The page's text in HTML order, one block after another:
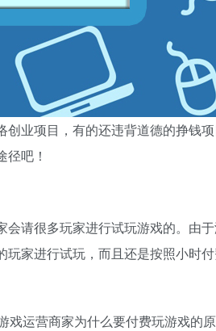
创业项目，有的还违背道德的挣钱
吧！
请很多玩家进行试玩游戏的。由
家进行试玩，而且还是按照小时
运营商家为什么要付费玩游戏的